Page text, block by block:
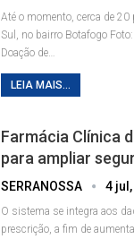
Até o momento, cerca de
Sul, no bairro Botafogo
Doação de
LEIA MAIS...
Farmácia Clínica
para ampliar
SERRANOSSA 4
O sistema se integra aos
prescrição, a fim de